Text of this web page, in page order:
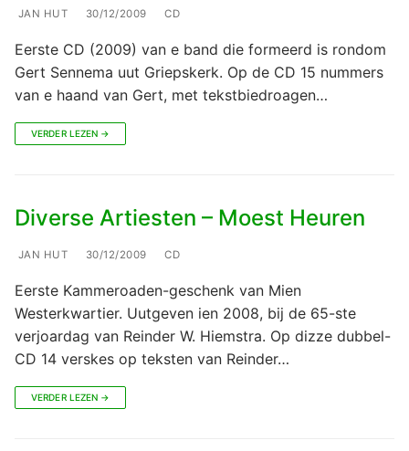
JAN HUT 30/12/2009 CD
Eerste CD (2009) van e band die formeerd is rondom
Gert Sennema uut Griepskerk. Op de CD 15 nummers
van e haand van Gert, met tekstbiedroagen…
VERDER LEZEN →
Diverse Artiesten – Moest Heuren
JAN HUT 30/12/2009 CD
Eerste Kammeroaden-geschenk van Mien
Westerkwartier. Uutgeven ien 2008, bij de 65-ste
verjoardag van Reinder W. Hiemstra. Op dizze dubbel-
CD 14 verskes op teksten van Reinder…
VERDER LEZEN →